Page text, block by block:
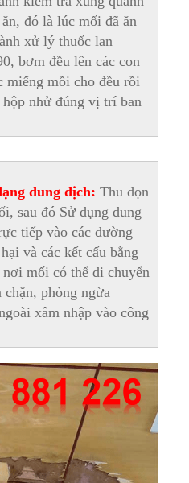
đó là lúc mối đã ăn
xử lý thuốc lan
bơm đều lên các con
miếng mồi cho đều rồi
nhử đúng vị trí ban
dung dịch: Thu dọn
sau đó Sử dụng dung
tiếp vào các đường
và các kết cấu bằng
mối có thể di chuyển
chặn, phòng ngừa
xâm nhập vào công